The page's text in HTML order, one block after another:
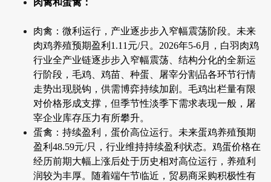
肉禽和蛋禽：
肉禽：微利运行，产业逐步步入窄幅震荡阶段。未来
肉鸡养殖预期盈利1.11元/只。2026年5-6月，白羽肉鸡
行业全产业链逐步步入窄幅震荡、结构分化的全新运
行阶段，毛鸡、鸡苗、种蛋、屠宰分割品各环节行情
走势出现脱钩，供需博弈持续加剧。毛鸡出栏量有限
对价格形成支撑，但季节性淡季下需求表现一般，屠
宰企业库存压力有所攀升。
蛋禽：持续盈利，蛋价高位运行。未来蛋鸡养殖预期
盈利48.59元/只，行业维持持续盈利状态。鸡蛋价格在
经历前期大幅上涨后处于历史相对高位运行，养殖利
润较为丰厚。随着端午节临近，贸易商采购积极性有